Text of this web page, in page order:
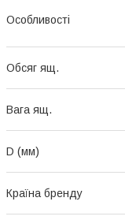
Особливості
Обсяг ящ.
Вага ящ.
D (мм)
Країна бренду